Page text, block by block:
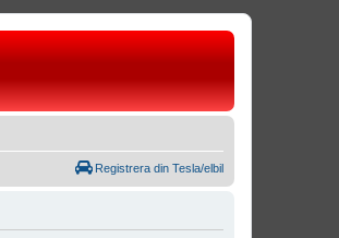
Registrera din Tesla/elbil